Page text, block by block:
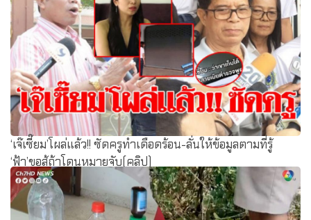
‘เจ๊เซี๊ยม’โผล่แล้ว!! ซัดครูทำเดือดร้อน-ลั่นให้ข้อมูลตามที่รู้
‘ฟ้า’ขอสู้ถ้าโดนหมายจับ(คลิป)